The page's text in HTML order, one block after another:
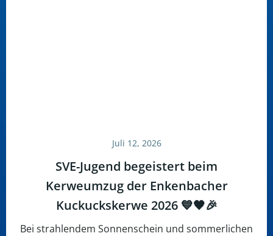
Juli 12, 2026
SVE-Jugend begeistert beim
Kerweumzug der Enkenbacher
Kuckuckskerwe 2026 💙🖤🎉
Bei strahlendem Sonnenschein und sommerlichen